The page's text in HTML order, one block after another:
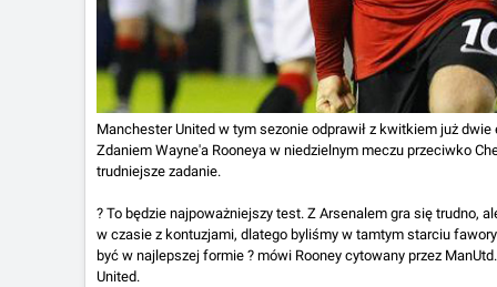
Manchester United w tym sezonie odprawił z kwitkiem już dwie
Zdaniem Wayne'a Rooneya w niedzielnym meczu przeciwko
trudniejsze zadanie.
? To będzie najpoważniejszy test. Z Arsenalem gra się trudno,
w czasie z kontuzjami, dlatego byliśmy w tamtym starciu
być w najlepszej formie ? mówi Rooney cytowany przez
United.